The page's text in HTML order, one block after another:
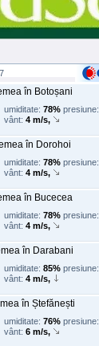
în Botoșani
umiditate: 78% presiune:
vânt: 4 m/s,
în Dorohoi
umiditate: 78% presiune:
vânt: 4 m/s,
în Bucecea
umiditate: 78% presiune:
vânt: 4 m/s,
în Darabani
umiditate: 85% presiune:
vânt: 4 m/s,
în Ștefănești
umiditate: 76% presiune:
vânt: 6 m/s,